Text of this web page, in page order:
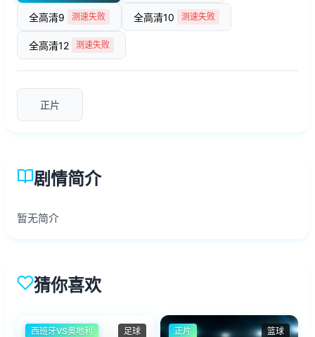
全高清9 测速失败 全高清10 测速失败
全高清12 测速失败
正片
剧情简介
暂无简介
猜你喜欢
足球
西班牙VS奥地利 篮球
正片